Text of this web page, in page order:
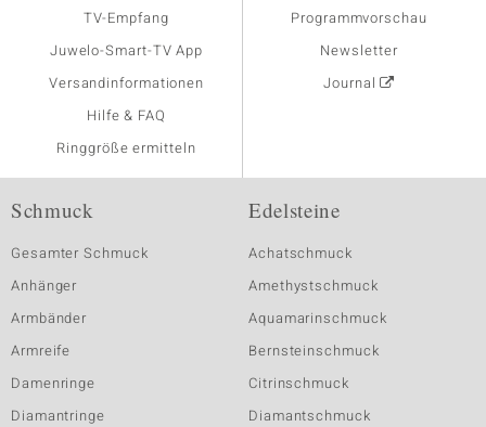
TV-Empfang
Juwelo-Smart-TV App
Versandinformationen
Hilfe & FAQ
Ringgröße ermitteln
Programmvorschau
Newsletter
Journal
Schmuck
Gesamter Schmuck
Anhänger
Armbänder
Armreife
Damenringe
Diamantringe
Edelsteine
Achatschmuck
Amethystschmuck
Aquamarinschmuck
Bernsteinschmuck
Citrinschmuck
Diamantschmuck